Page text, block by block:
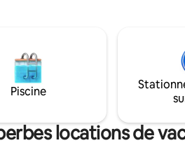
restaurants chinois et
bas, des sauts de fruits de mer,
restaurants à chaud et plus
aussi des massages pour les
salons, le chant, le billard et
Piscine
locations de